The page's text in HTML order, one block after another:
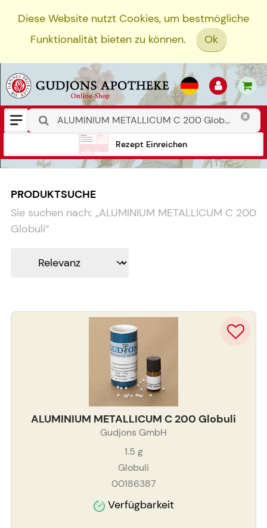
Diese Website nutzt Cookies, um bestmögliche
Funktionalität bieten zu können.
Ok
Rezept Einreichen
PRODUKTSUCHE
Sie suchen nach: „ALUMINIUM METALLICUM C 200
Globuli“
ALUMINIUM METALLICUM C 200 Globuli
Gudjons GmbH
1.5 g
Globuli
00186387
Verfügbarkeit